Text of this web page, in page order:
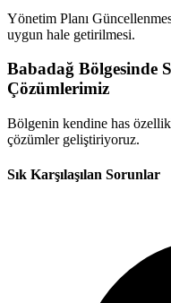
Yönetim Planı
uygun hale getirilmesi.
Babadağ Bölgesinde
Çözümlerimiz
Bölgenin kendine has
çözümler geliştiriyoruz.
Sık Karşılaşılan Sorunlar